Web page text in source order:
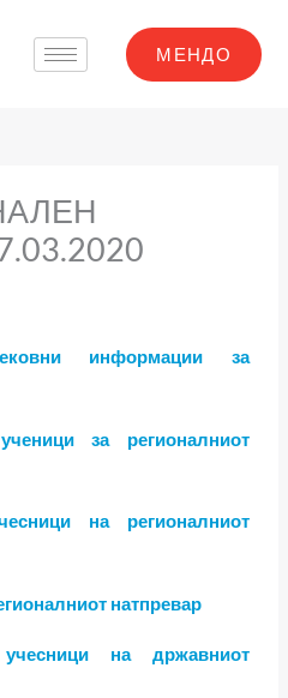
МЕНДО
информации за
за регионалниот
на регионалниот
натпревар
на државниот